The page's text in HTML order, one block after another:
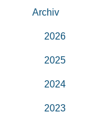
Archiv
2026
2025
2024
2023